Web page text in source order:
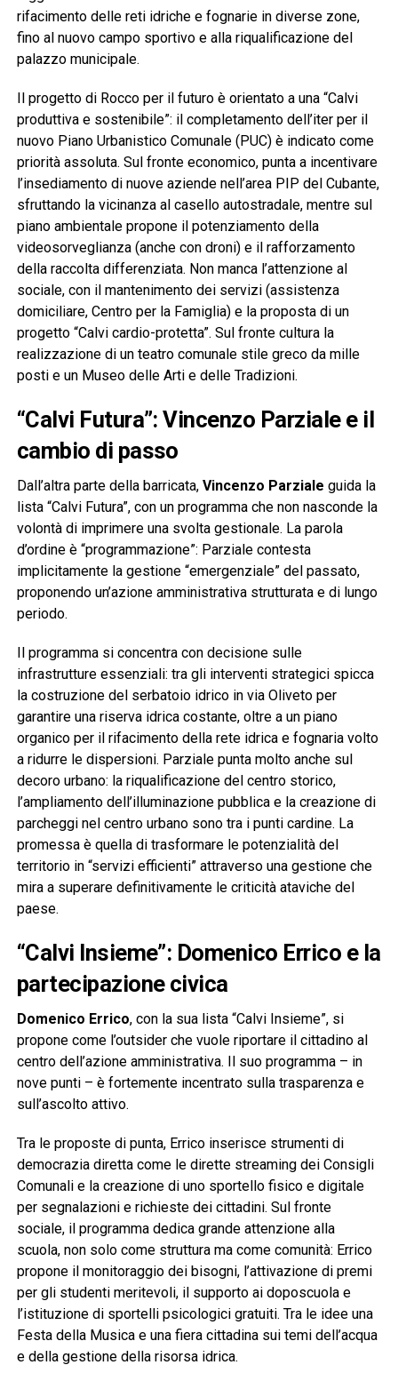
rifacimento delle reti idriche e fognarie in diverse zone,
fino al nuovo campo sportivo e alla riqualificazione del
palazzo municipale.
Il progetto di Rocco per il futuro è orientato a una “Calvi
produttiva e sostenibile”: il completamento dell’iter per il
nuovo Piano Urbanistico Comunale (PUC) è indicato come
priorità assoluta. Sul fronte economico, punta a incentivare
l’insediamento di nuove aziende nell’area PIP del Cubante,
sfruttando la vicinanza al casello autostradale, mentre sul
piano ambientale propone il potenziamento della
videosorveglianza (anche con droni) e il rafforzamento
della raccolta differenziata. Non manca l’attenzione al
sociale, con il mantenimento dei servizi (assistenza
domiciliare, Centro per la Famiglia) e la proposta di un
progetto “Calvi cardio-protetta”. Sul fronte cultura la
realizzazione di un teatro comunale stile greco da mille
posti e un Museo delle Arti e delle Tradizioni.
“Calvi Futura”: Vincenzo Parziale e il
cambio di passo
Dall’altra parte della barricata, Vincenzo Parziale guida la
lista “Calvi Futura”, con un programma che non nasconde la
volontà di imprimere una svolta gestionale. La parola
d’ordine è “programmazione”: Parziale contesta
implicitamente la gestione “emergenziale” del passato,
proponendo un’azione amministrativa strutturata e di lungo
periodo.
Il programma si concentra con decisione sulle
infrastrutture essenziali: tra gli interventi strategici spicca
la costruzione del serbatoio idrico in via Oliveto per
garantire una riserva idrica costante, oltre a un piano
organico per il rifacimento della rete idrica e fognaria volto
a ridurre le dispersioni. Parziale punta molto anche sul
decoro urbano: la riqualificazione del centro storico,
l’ampliamento dell’illuminazione pubblica e la creazione di
parcheggi nel centro urbano sono tra i punti cardine. La
promessa è quella di trasformare le potenzialità del
territorio in “servizi efficienti” attraverso una gestione che
mira a superare definitivamente le criticità ataviche del
paese.
“Calvi Insieme”: Domenico Errico e la
partecipazione civica
Domenico Errico, con la sua lista “Calvi Insieme”, si
propone come l’outsider che vuole riportare il cittadino al
centro dell’azione amministrativa. Il suo programma – in
nove punti – è fortemente incentrato sulla trasparenza e
sull’ascolto attivo.
Tra le proposte di punta, Errico inserisce strumenti di
democrazia diretta come le dirette streaming dei Consigli
Comunali e la creazione di uno sportello fisico e digitale
per segnalazioni e richieste dei cittadini. Sul fronte
sociale, il programma dedica grande attenzione alla
scuola, non solo come struttura ma come comunità: Errico
propone il monitoraggio dei bisogni, l’attivazione di premi
per gli studenti meritevoli, il supporto ai doposcuola e
l’istituzione di sportelli psicologici gratuiti. Tra le idee una
Festa della Musica e una fiera cittadina sui temi dell’acqua
e della gestione della risorsa idrica.